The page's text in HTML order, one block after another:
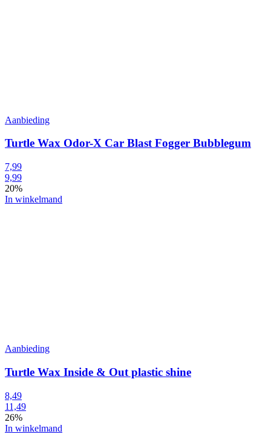
Aanbieding
Turtle Wax Odor-X Car Blast Fogger Bubblegum
7,99
9,99
20%
In winkelmand
Aanbieding
Turtle Wax Inside & Out plastic shine
8,49
11,49
26%
In winkelmand